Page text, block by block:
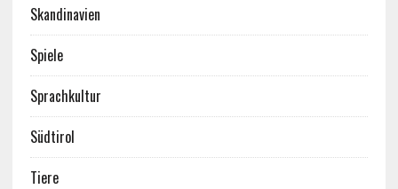
Skandinavien
Spiele
Sprachkultur
Südtirol
Tiere